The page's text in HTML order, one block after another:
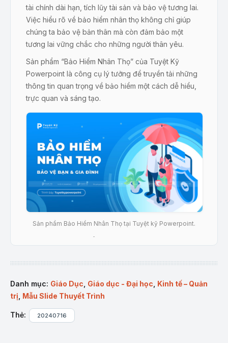
tài chính dài hạn, tích lũy tài sản và bảo vệ tương lai.
Việc hiểu rõ về bảo hiểm nhân thọ không chỉ giúp
chúng ta bảo vệ bản thân mà còn đảm bảo một
tương lai vững chắc cho những người thân yêu.
Sản phẩm “Bảo Hiểm Nhân Thọ” của Tuyệt Kỹ
Powerpoint là công cụ lý tưởng để truyền tải những
thông tin quan trọng về bảo hiểm một cách dễ hiểu,
trực quan và sáng tạo.
Sản phẩm Bảo Hiểm Nhân Thọ tại Tuyệt kỹ Powerpoint.
Mô tả sản phẩm
Mẫu Powerpoint “Thuyết Trình Bảo Hiểm Nhân Thọ”
dàng trình bày về bảo hiểm nhân thọ từ khái niệm
đến ứng dụng thực tế. Sản phẩm này phù hợp cho
việc thuyết trình về các loại hình bảo hiểm, ý nghĩa
của bảo hiểm nhân thọ và những lưu ý quan trọng
Danh mục: Giáo Dục Giáo dục - Đại học Kinh tế – Quản
trị Mẫu Slide Thuyết Trình
Thẻ: 20240716